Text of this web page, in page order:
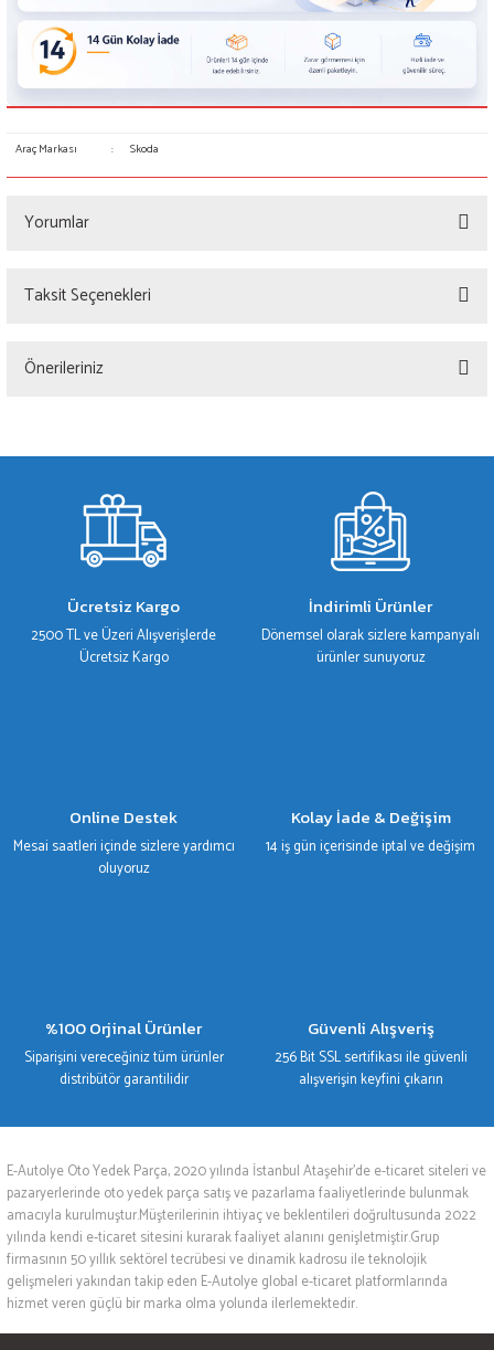
Araç Markası : Skoda
Yorumlar
Taksit Seçenekleri
Önerileriniz
gördüğünüz noktaları öneri formunu kullanarak tarafımıza iletebilirsiniz.
Ürün resmi kalitesiz, bozuk veya görüntülenemiyor.
Ürün açıklamasında eksik bilgiler bulunuyor.
Ürün fiyatı diğer sitelerden daha pahalı.
Bu ürüne benzer farklı alternatifler olmalı.
Ücretsiz Kargo
2500 TL ve Üzeri Alışverişlerde
Ücretsiz Kargo
İndirimli Ürünler
Dönemsel olarak sizlere kampanyalı
ürünler sunuyoruz
Online Destek
Mesai saatleri içinde sizlere yardımcı
oluyoruz
Kolay İade & Değişim
14 iş gün içerisinde iptal ve değişim
%100 Orjinal Ürünler
Siparişini vereceğiniz tüm ürünler
distribütör garantilidir
Güvenli Alışveriş
256 Bit SSL sertifikası ile güvenli
alışverişin keyfini çıkarın
E-Autolye Oto Yedek Parça, 2020 yılında İstanbul Ataşehir’de e-ticaret siteleri ve
pazaryerlerinde oto yedek parça satış ve pazarlama faaliyetlerinde bulunmak
amacıyla kurulmuştur.Müşterilerinin ihtiyaç ve beklentileri doğrultusunda 2022
yılında kendi e-ticaret sitesini kurarak faaliyet alanını genişletmiştir.Grup
firmasının 50 yıllık sektörel tecrübesi ve dinamik kadrosu ile teknolojik
gelişmeleri yakından takip eden E-Autolye global e-ticaret platformlarında
hizmet veren güçlü bir marka olma yolunda ilerlemektedir.